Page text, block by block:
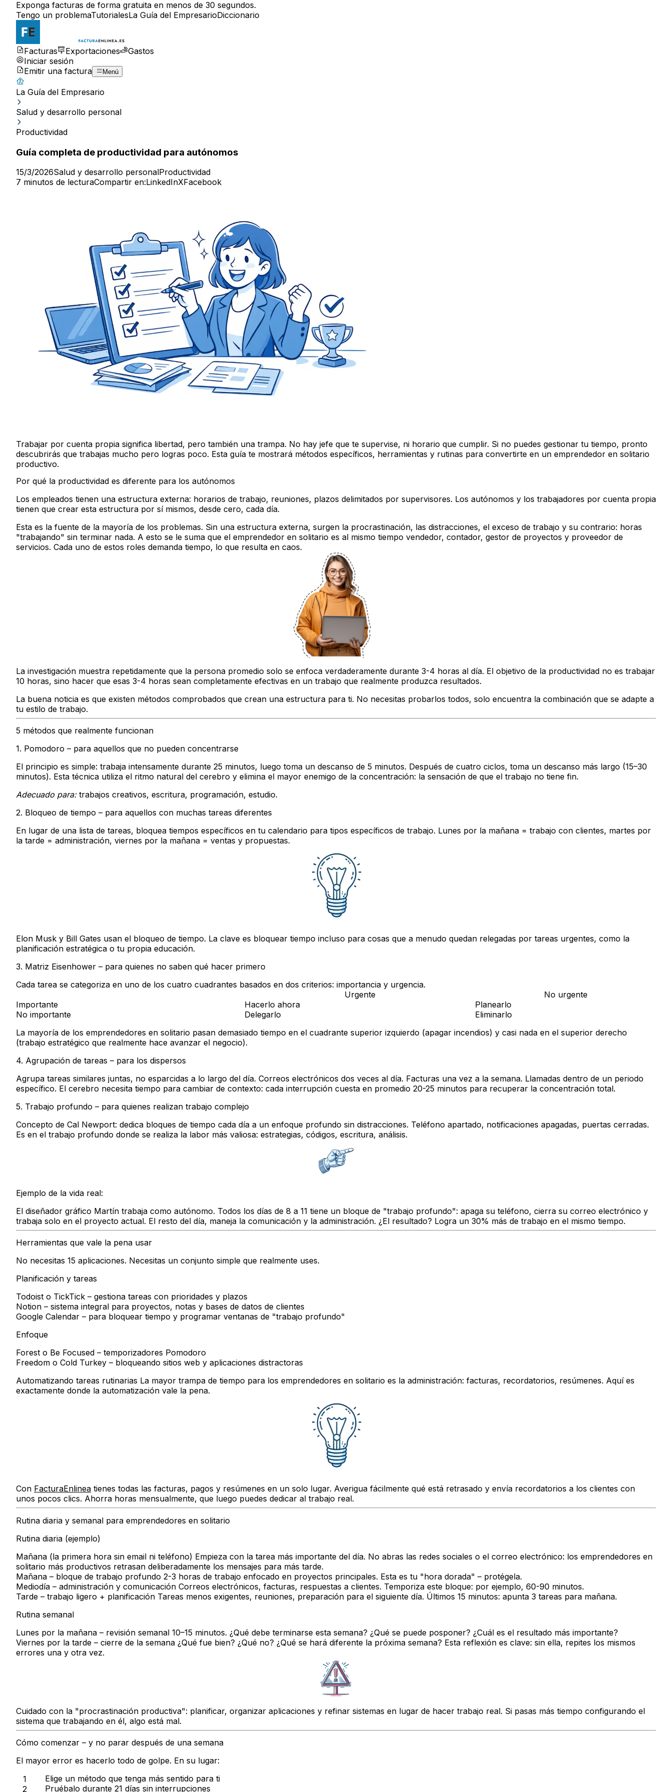
Exponga facturas de forma gratuita en menos de 30 segundos.
Tengo un problemaTutorialesLa Guía del EmpresarioDiccionario
Facturas Exportaciones
Gastos
Iniciar sesión
Emitir una factura
Menú
La Guía del Empresario
Salud y desarrollo personal
Productividad
Guía completa de productividad para autónomos
15/3/2026Salud y desarrollo personalProductividad
7 minutos de lecturaCompartir en:LinkedInXFacebook
Trabajar por cuenta propia significa libertad, pero también una trampa. No hay jefe que te supervise, ni horario que cumplir. Si no puedes gestionar tu tiempo, pronto
descubrirás que trabajas mucho pero logras poco. Esta guía te mostrará métodos específicos, herramientas y rutinas para convertirte en un emprendedor en solitario
productivo.
Por qué la productividad es diferente para los autónomos
Los empleados tienen una estructura externa: horarios de trabajo, reuniones, plazos delimitados por supervisores. Los autónomos y los trabajadores por cuenta propia
tienen que crear esta estructura por sí mismos, desde cero, cada día.
Esta es la fuente de la mayoría de los problemas. Sin una estructura externa, surgen la procrastinación, las distracciones, el exceso de trabajo y su contrario: horas
"trabajando" sin terminar nada. A esto se le suma que el emprendedor en solitario es al mismo tiempo vendedor, contador, gestor de proyectos y proveedor de
servicios. Cada uno de estos roles demanda tiempo, lo que resulta en caos.
La investigación muestra repetidamente que la persona promedio solo se enfoca verdaderamente durante 3-4 horas al día. El objetivo de la productividad no es trabajar
10 horas, sino hacer que esas 3-4 horas sean completamente efectivas en un trabajo que realmente produzca resultados.
La buena noticia es que existen métodos comprobados que crean una estructura para ti. No necesitas probarlos todos, solo encuentra la combinación que se adapte a
tu estilo de trabajo.
5 métodos que realmente funcionan
1. Pomodoro – para aquellos que no pueden concentrarse
El principio es simple: trabaja intensamente durante 25 minutos, luego toma un descanso de 5 minutos. Después de cuatro ciclos, toma un descanso más largo (15–30
minutos). Esta técnica utiliza el ritmo natural del cerebro y elimina el mayor enemigo de la concentración: la sensación de que el trabajo no tiene fin.
Adecuado para:trabajos creativos, escritura, programación, estudio.
2. Bloqueo de tiempo – para aquellos con muchas tareas diferentes
En lugar de una lista de tareas, bloquea tiempos específicos en tu calendario para tipos específicos de trabajo. Lunes por la mañana = trabajo con clientes, martes por
la tarde = administración, viernes por la mañana = ventas y propuestas.
Elon Musk y Bill Gates usan el bloqueo de tiempo. La clave es bloquear tiempo incluso para cosas que a menudo quedan relegadas por tareas urgentes, como la
planificación estratégica o tu propia educación.
3. Matriz Eisenhower – para quienes no saben qué hacer primero
Cada tarea se categoriza en uno de los cuatro cuadrantes basados en dos criterios: importancia y urgencia.
Urgente
No urgente
Importante
Hacerlo ahora
Planearlo
No importante
Delegarlo
Eliminarlo
La mayoría de los emprendedores en solitario pasan demasiado tiempo en el cuadrante superior izquierdo (apagar incendios) y casi nada en el superior derecho
(trabajo estratégico que realmente hace avanzar el negocio).
4. Agrupación de tareas – para los dispersos
Agrupa tareas similares juntas, no esparcidas a lo largo del día. Correos electrónicos dos veces al día. Facturas una vez a la semana. Llamadas dentro de un periodo
específico. El cerebro necesita tiempo para cambiar de contexto: cada interrupción cuesta en promedio 20-25 minutos para recuperar la concentración total.
5. Trabajo profundo – para quienes realizan trabajo complejo
Concepto de Cal Newport: dedica bloques de tiempo cada día a un enfoque profundo sin distracciones. Teléfono apartado, notificaciones apagadas, puertas cerradas.
Es en el trabajo profundo donde se realiza la labor más valiosa: estrategias, códigos, escritura, análisis.
Ejemplo de la vida real:
El diseñador gráfico Martín trabaja como autónomo. Todos los días de 8 a 11 tiene un bloque de "trabajo profundo": apaga su teléfono, cierra su correo electrónico y
trabaja solo en el proyecto actual. El resto del día, maneja la comunicación y la administración. ¿El resultado? Logra un 30% más de trabajo en el mismo tiempo.
Herramientas que vale la pena usar
No necesitas 15 aplicaciones. Necesitas un conjunto simple que realmente uses.
Planificación y tareas
Todoist o TickTick – gestiona tareas con prioridades y plazos
Notion – sistema integral para proyectos, notas y bases de datos de clientes
Google Calendar – para bloquear tiempo y programar ventanas de "trabajo profundo"
Enfoque
Forest o Be Focused – temporizadores Pomodoro
Freedom o Cold Turkey – bloqueando sitios web y aplicaciones distractoras
Automatizando tareas rutinarias La mayor trampa de tiempo para los emprendedores en solitario es la administración: facturas, recordatorios, resúmenes. Aquí es
exactamente donde la automatización vale la pena.
Con FacturaEnlinea tienes todas las facturas, pagos y resúmenes en un solo lugar. Averigua fácilmente qué está retrasado y envía recordatorios a los clientes con
unos pocos clics. Ahorra horas mensualmente, que luego puedes dedicar al trabajo real.
Rutina diaria y semanal para emprendedores en solitario
Rutina diaria (ejemplo)
Mañana (la primera hora sin email ni teléfono) Empieza con la tarea más importante del día. No abras las redes sociales o el correo electrónico: los emprendedores en
solitario más productivos retrasan deliberadamente los mensajes para más tarde.
Mañana – bloque de trabajo profundo 2-3 horas de trabajo enfocado en proyectos principales. Esta es tu "hora dorada" – protégela.
Mediodía – administración y comunicación Correos electrónicos, facturas, respuestas a clientes. Temporiza este bloque: por ejemplo, 60-90 minutos.
Tarde – trabajo ligero + planificación Tareas menos exigentes, reuniones, preparación para el siguiente día. Últimos 15 minutos: apunta 3 tareas para mañana.
Rutina semanal
Lunes por la mañana – revisión semanal 10–15 minutos. ¿Qué debe terminarse esta semana? ¿Qué se puede posponer? ¿Cuál es el resultado más importante?
Viernes por la tarde – cierre de la semana ¿Qué fue bien? ¿Qué no? ¿Qué se hará diferente la próxima semana? Esta reflexión es clave: sin ella, repites los mismos
errores una y otra vez.
Cuidado con la "procrastinación productiva": planificar, organizar aplicaciones y refinar sistemas en lugar de hacer trabajo real. Si pasas más tiempo configurando el
sistema que trabajando en él, algo está mal.
Cómo comenzar – y no parar después de una semana
El mayor error es hacerlo todo de golpe. En su lugar:
Elige un método que tenga más sentido para ti
Pruébalo durante 21 días sin interrupciones